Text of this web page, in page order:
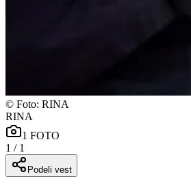
© Foto: RINA
RINA
1 FOTO
1 / 1
Podeli vest